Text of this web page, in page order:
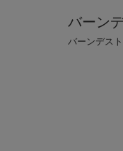
バーン
バーンデス